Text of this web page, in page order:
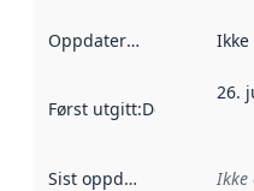
Oppdateringsfrekvens :
Ikke
Først utgitt:Denne
26.
Sist oppdatert